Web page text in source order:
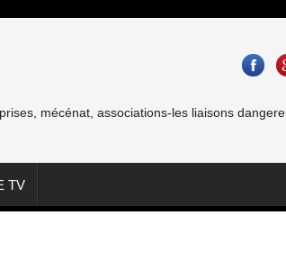
mécénat, associations-les liaisons
TV